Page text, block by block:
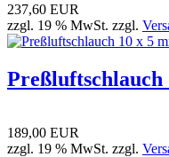
237,60 EUR
zzgl. 19 % MwSt. zzgl.
Preßluftschlauch
189,00 EUR
zzgl. 19 % MwSt. zzgl.